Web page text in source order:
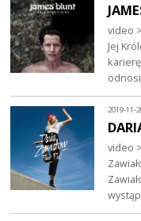
video
Jej
2019-11-
video